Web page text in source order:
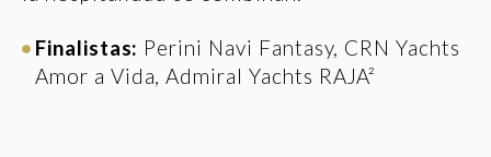
Finalistas: Perini Navi Fantasy, CRN Yachts
Amor a Vida, Admiral Yachts RAJA²